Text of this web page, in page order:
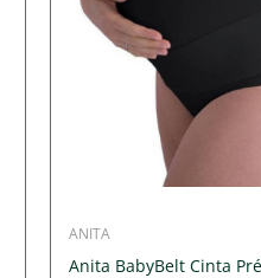
ANITA
Anita BabyBelt Cinta